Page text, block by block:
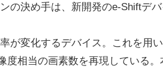
の決め手は、新開発のe-Shiftデバ
が変化するデバイス。これを用
度相当の画素数を再現している